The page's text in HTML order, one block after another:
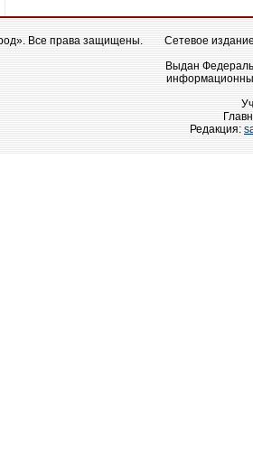
Все права защищены.
Сетевое
Выдан
Редакция: